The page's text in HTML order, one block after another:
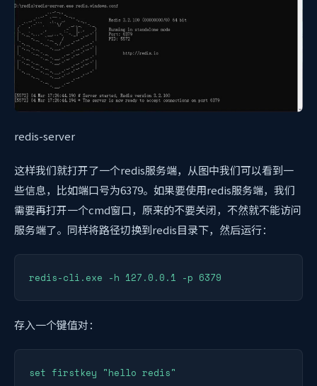
redis-server
这样我们就打开了一个redis服务端，从图中我们可以看到一
些信息，比如端口号为6379。如果要使用redis服务端，我们
需要再打开一个cmd窗口，原来的不要关闭，不然就不能访问
服务端了。同样将路径切换到redis目录下，然后运行：
redis-cli.exe -h 127.0.0.1 -p 6379
存入一个键值对：
set firstkey "hello redis"